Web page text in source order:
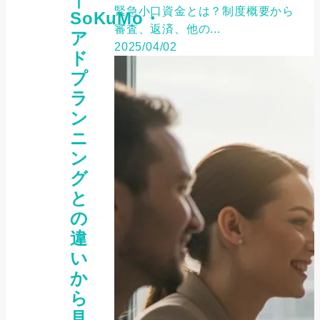
SoKuMo・
ア
ド
プ
ラ
ン
ニ
ン
グ
と
の
違
い
か
ら
緊急小口資金とは？制度概要から
審査、返済、他の...
2025/04/02